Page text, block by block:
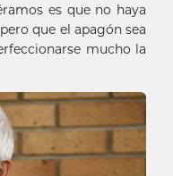
es que no haya
que el apagón sea
mucho la